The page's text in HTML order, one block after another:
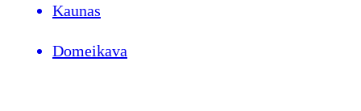
Kaunas
Domeikava